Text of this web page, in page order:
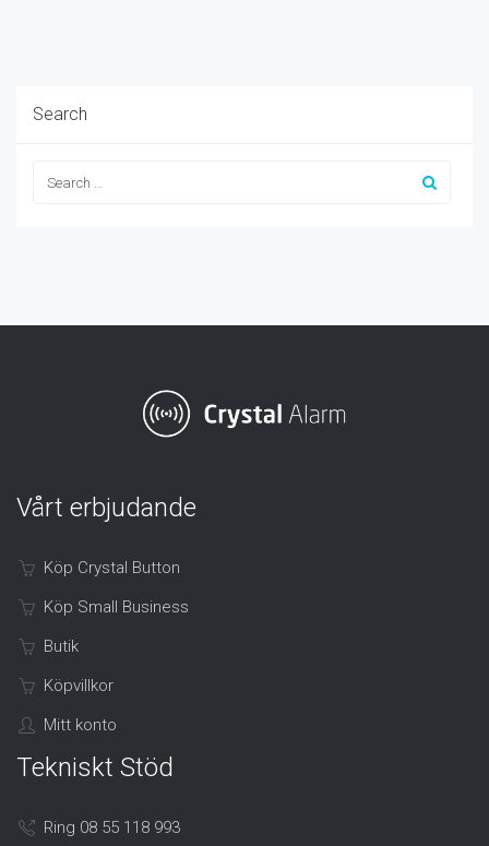
Search
Vårt erbjudande
Köp Crystal Button
Köp Small Business
Butik
Köpvillkor
Mitt konto
Tekniskt Stöd
Ring 08 55 118 993